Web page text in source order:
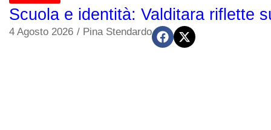
Scuola e identità: Valditara riflette
4 Agosto 2026 / Pina Stendardo